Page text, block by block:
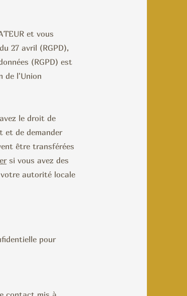
et vous
27 avril (RGPD),
(RGPD) est
de l'Union
le droit de
et de demander
être transférées
si vous avez des
autorité locale
pour